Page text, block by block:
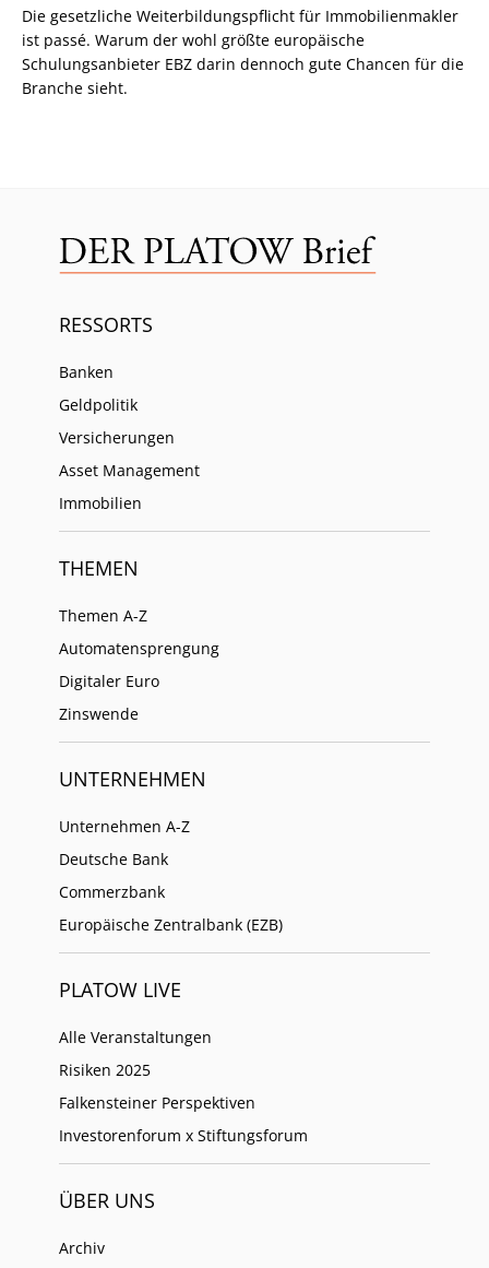
Die gesetzliche Weiterbildungspflicht für Immobilienmakler
ist passé. Warum der wohl größte europäische
Schulungsanbieter EBZ darin dennoch gute Chancen für die
Branche sieht.
RESSORTS
Banken
Geldpolitik
Versicherungen
Asset Management
Immobilien
THEMEN
Themen A-Z
Automatensprengung
Digitaler Euro
Zinswende
UNTERNEHMEN
Unternehmen A-Z
Deutsche Bank
Commerzbank
Europäische Zentralbank (EZB)
PLATOW LIVE
Alle Veranstaltungen
Risiken 2025
Falkensteiner Perspektiven
Investorenforum x Stiftungsforum
ÜBER UNS
Archiv